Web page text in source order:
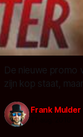
De nieuwe promo
zijn kop staat,
Frank Mulder